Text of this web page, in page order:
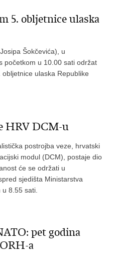
5. obljetnice ulaska
Šokčevića), u
početkom u 10.00 sati održat
ulaska Republike
HRV DCM-u
postrojba veze, hrvatski
modul (DCM), postaje dio
će se održati u
sjedišta Ministarstva
8.55 sati.
pet godina
a